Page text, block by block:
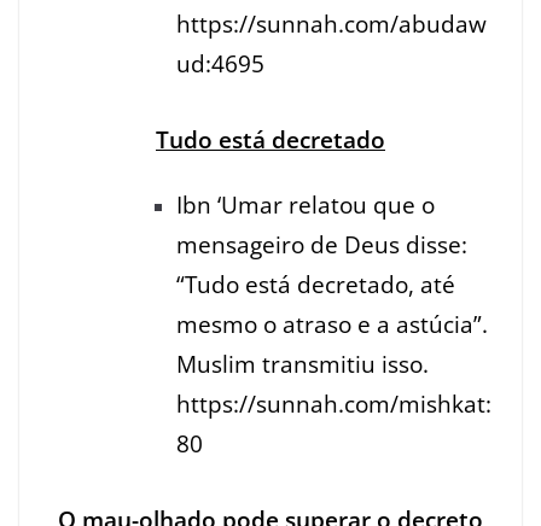
https://sunnah.com/abudaw
ud:4695
Tudo está decretado
Ibn ‘Umar relatou que o
mensageiro de Deus disse:
“Tudo está decretado, até
mesmo o atraso e a astúcia”.
Muslim transmitiu isso.
https://sunnah.com/mishkat:
80
O mau-olhado pode superar o decreto